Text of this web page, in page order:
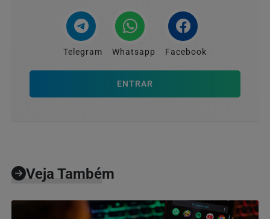
Telegram Whatsapp Facebook
ENTRAR
Veja Também